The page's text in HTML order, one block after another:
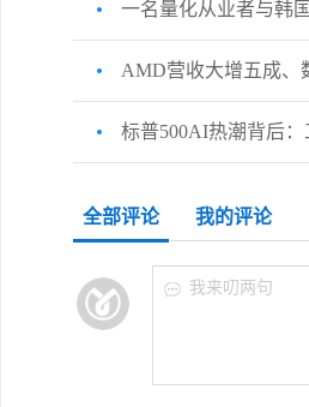
一名量化从业者与韩
AMD营收大增五成、
标普500AI热潮背后
全部评论 我的评论
我来叨两句